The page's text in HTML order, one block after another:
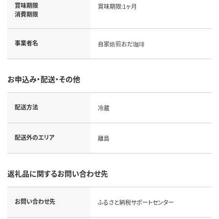
賞味期限
消費期限
賞味期限:1ヶ月
事業者名 自家焙煎おだ珈琲
お申込み・配送・その他
配送方法 冷蔵
配送外のエリア 離島
返礼品に関するお問い合わせ先
お問い合わせ先 ふるさと納税サポートセンター